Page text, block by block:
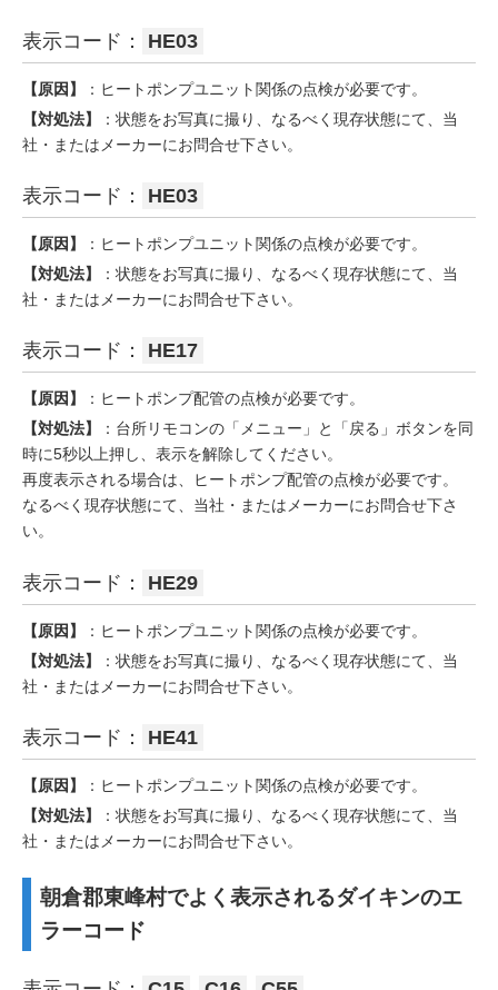
表示コード： HE03
【原因】
：ヒートポンプユニット関係の点検が必要です。
【対処法】
：状態をお写真に撮り、なるべく現存状態にて、当
社・またはメーカーにお問合せ下さい。
表示コード： HE03
【原因】
：ヒートポンプユニット関係の点検が必要です。
【対処法】
：状態をお写真に撮り、なるべく現存状態にて、当
社・またはメーカーにお問合せ下さい。
表示コード： HE17
【原因】
：ヒートポンプ配管の点検が必要です。
【対処法】
：台所リモコンの「メニュー」と「戻る」ボタンを同
時に5秒以上押し、表示を解除してください。
再度表示される場合は、ヒートポンプ配管の点検が必要です。
なるべく現存状態にて、当社・またはメーカーにお問合せ下さ
い。
表示コード： HE29
【原因】
：ヒートポンプユニット関係の点検が必要です。
【対処法】
：状態をお写真に撮り、なるべく現存状態にて、当
社・またはメーカーにお問合せ下さい。
表示コード： HE41
【原因】
：ヒートポンプユニット関係の点検が必要です。
【対処法】
：状態をお写真に撮り、なるべく現存状態にて、当
社・またはメーカーにお問合せ下さい。
朝倉郡東峰村でよく表示されるダイキンのエ
ラーコード